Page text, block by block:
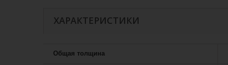
ХАРАКТЕРИСТИКИ
Общая толщина